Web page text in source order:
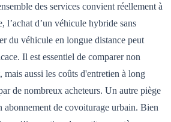
des services convient réellement à
l’achat d’un véhicule hybride sans
du véhicule en longue distance peut
Il est essentiel de comparer non
mais aussi les coûts d'entretien à long
de nombreux acheteurs. Un autre piège
abonnement de covoiturage urbain. Bien